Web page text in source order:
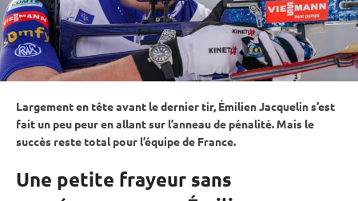
Largement en tête avant le dernier tir, Émilien Jacquelin s’est
fait un peu peur en allant sur l’anneau de pénalité. Mais le
succès reste total pour l’équipe de France.
Une petite frayeur sans